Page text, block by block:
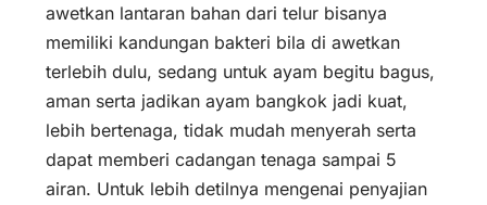
awetkan lantaran bahan dari telur bisanya
memiliki kandungan bakteri bila di awetkan
terlebih dulu, sedang untuk ayam begitu bagus,
aman serta jadikan ayam bangkok jadi kuat,
lebih bertenaga, tidak mudah menyerah serta
dapat memberi cadangan tenaga sampai 5
airan. Untuk lebih detilnya mengenai penyajian